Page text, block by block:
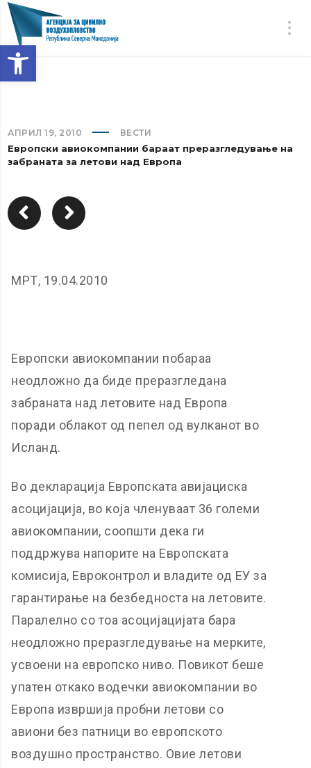
Open toolbar
АПРИЛ 19, 2010 ВЕСТИ
Европски авиокомпании бараат преразгледување на
забраната за летови над Европа
МРТ, 19.04.2010
Европски авиокомпании побараа
неодложно да биде преразгледана
забраната над летовите над Европа
поради облакот од пепел од вулканот во
Исланд.
Во декларација Европската авијациска
асоцијација, во која членуваат 36 големи
авиокомпании, соопшти дека ги
поддржува напорите на Европската
комисија, Евроконтрол и владите од ЕУ за
гарантирање на безбедноста на летовите.
Паралелно со тоа асоцијацијата бара
неодложно преразгледување на мерките,
усвоени на европско ниво. Повикот беше
упатен откако водечки авиокомпании во
Европа извршија пробни летови со
авиони без патници во европското
воздушно пространство. Овие летови